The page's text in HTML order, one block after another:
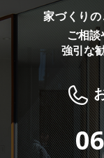
家づくり
ご相
強引な